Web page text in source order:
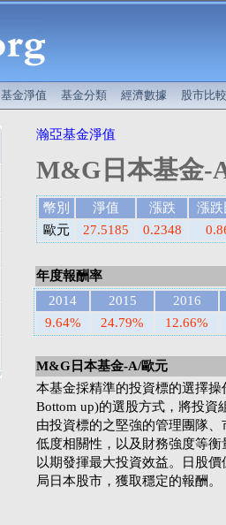
基金淨值 基金分類 經濟數據 股市比較
瀚亞基金淨值
M&G日本基金-
幣別 淨值 漲跌
漲跌
歐元
27.5185 0.2348
年度報酬率
2014
2015
2016
9.64%
24.79% 12.66%
M&G日本基金-A/歐元
本基金採精準的投資標的選擇
Bottom up)的選股方式，將投資
由投資標的之堅強的管理團隊
低度相關性，以及財務強度等
以期發揮最大投資效益。日股
局日本股市，獲取穩定的報酬。